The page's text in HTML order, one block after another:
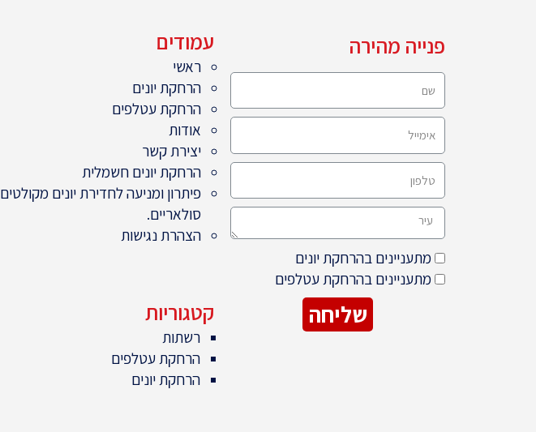
פנייה מהירה
מתעניינים בהרחקת יונים
מתעניינים בהרחקת עטלפים
שליחה
עמודים
ראשי
הרחקת יונים
הרחקת עטלפים
אודות
יצירת קשר
הרחקת יונים חשמלית
פיתרון ומניעה לחדירת יונים מקולטים
סולאריים.
הצהרת נגישות
קטגוריות
רשתות
הרחקת עטלפים
הרחקת יונים